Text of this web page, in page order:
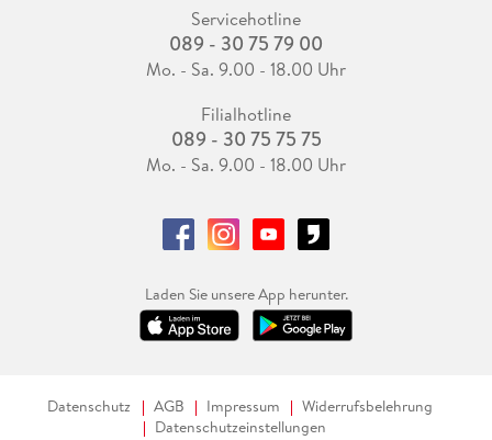
Servicehotline
089 - 30 75 79 00
Mo. - Sa. 9.00 - 18.00 Uhr
Filialhotline
089 - 30 75 75 75
Mo. - Sa. 9.00 - 18.00 Uhr
Laden Sie unsere App herunter.
Datenschutz AGB Impressum
Widerrufsbelehrung
Datenschutzeinstellungen